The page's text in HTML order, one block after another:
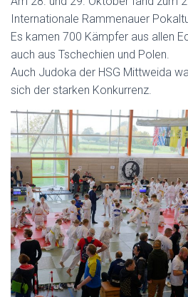
Internationale Rammenauer
Es kamen 700 Kämpfer aus allen
auch aus Tschechien und Polen.
Auch Judoka der HSG Mittweida
sich der starken Konkurrenz.